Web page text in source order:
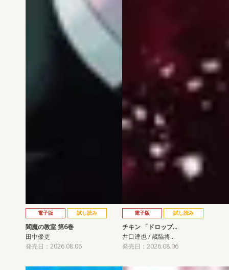
電子版 試し読み
閻魔の教室 第6巻
田中優吏
発売日：2026.08.06
電子版 試し読み
チキン 「ドロップ…
井口達也 / 歳脇将…
発売日：2026.08.06